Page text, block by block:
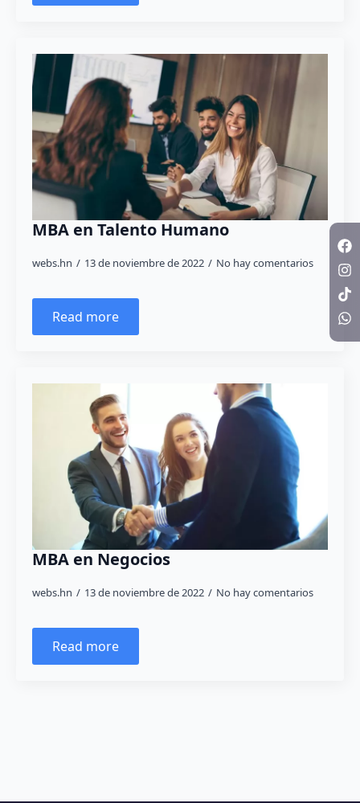
MBA en Talento Humano
webs.hn 13 de noviembre de 2022 No hay comentarios
Read more
MBA en Negocios
webs.hn 13 de noviembre de 2022 No hay comentarios
Read more